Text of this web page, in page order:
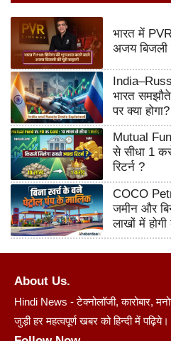
भारत में
अजय बिजली
भारत
पर क्या होगा?
Mutual
से सीधा 1
रिटर्न ?
COCO
जमीन और
लाखों में
About Us.
Hindi News - टेक्नोलॉजी, कारोबार,
जुड़ी हर महत्वपूर्ण खबर को हिन्दी में पढ़िये।